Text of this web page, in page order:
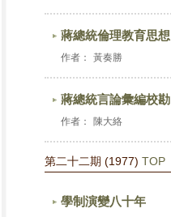
蔣總統倫理教育思想
作者： 黃奏勝
蔣總統言論彙編校勘
作者： 陳大絡
第二十二期 (1977) TOP
學制演變八十年